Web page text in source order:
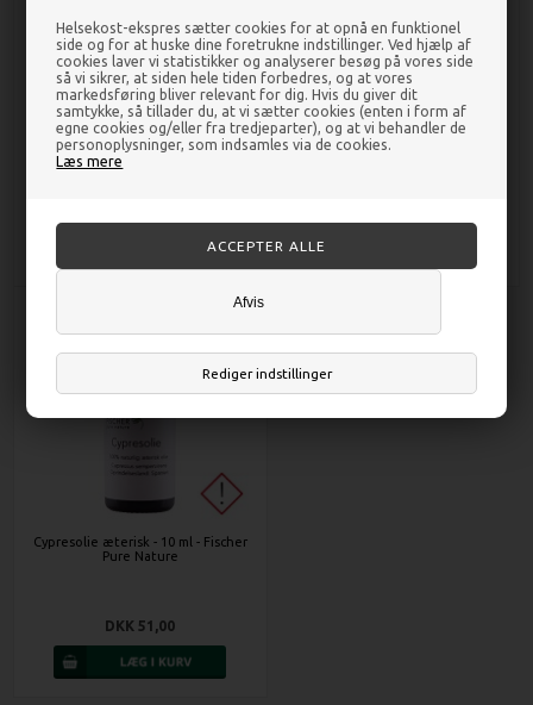
Helsekost-ekspres sætter cookies for at opnå en funktionel
side og for at huske dine foretrukne indstillinger. Ved hjælp af
cookies laver vi statistikker og analyserer besøg på vores side
så vi sikrer, at siden hele tiden forbedres, og at vores
markedsføring bliver relevant for dig. Hvis du giver dit
samtykke, så tillader du, at vi sætter cookies (enten i form af
egne cookies og/eller fra tredjeparter), og at vi behandler de
personoplysninger, som indsamles via de cookies.
Læs mere
Rediger indstillinger
Afvis
Citron Tea Treeolie æterisk - 5 ml
- Fischer Pure Nature
Citronmynteolie æterisk - 10 ml -
Fischer Pure Nature
Cypresolie æterisk - 10 ml - Fischer
Pure Nature
DKK 51,00